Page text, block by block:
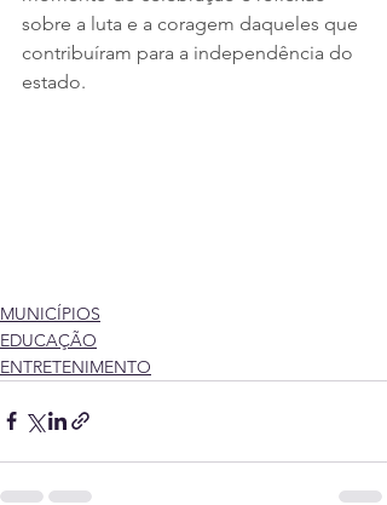
sobre a luta e a coragem daqueles que
contribuíram para a independência do
estado.
MUNICÍPIOS
EDUCAÇÃO
ENTRETENIMENTO